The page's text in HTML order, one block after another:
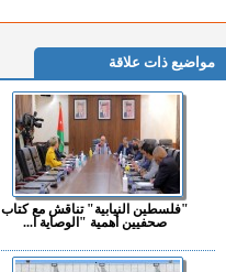
مواضيع ذات علاقة
"فلسطين النيابية" تناقش مع كتاب
صحفيين أهمية "الوصاية ا...